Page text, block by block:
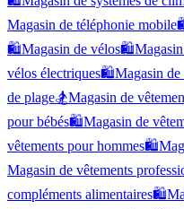
Magasin de téléphonie mobile
🛍️Magasin de vélos🛍️
vélos électriques🛍️Magasin de
de plage🏂Magasin de
pour bébés🛍️Magasin de
vêtements pour hommes🛍️
Magasin de vêtements
compléments alimentaires🛍️